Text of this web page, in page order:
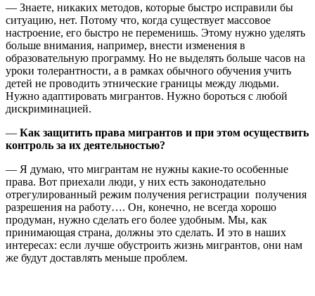
— Знаете, никаких методов, которые быстро исправили бы
ситуацию, нет. Потому что, когда существует массовое
настроение, его быстро не переменишь. Этому нужно уделять
больше внимания, например, внести изменения в
образовательную программу. Но не выделять больше часов на
уроки толерантности, а в рамках обычного обучения учить
детей не проводить этнические границы между людьми.
Нужно адаптировать мигрантов. Нужно бороться с любой
дискриминацией.
— Как защитить права мигрантов и при этом осуществить
контроль за их деятельностью?
— Я думаю, что мигрантам не нужны какие-то особенные
права. Вот приехали люди, у них есть законодательно
отрегулированный режим получения регистрации получения
разрешения на работу…. Он, конечно, не всегда хорошо
продуман, нужно сделать его более удобным. Мы, как
принимающая страна, должны это сделать. И это в наших
интересах: если лучше обустроить жизнь мигрантов, они нам
же будут доставлять меньше проблем.